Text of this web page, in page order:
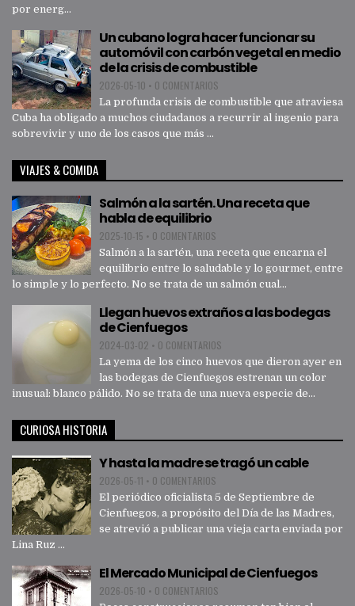
por energ...
Un cubano logra hacer funcionar su
automóvil con carbón vegetal en medio
de la crisis de combustible
2026-05-10 • 0 COMENTARIOS
La profunda crisis de combustible que atraviesa
Cuba ha obligado a muchos ciudadanos a recurrir al ingenio para
sobrevivir y uno de los casos que más ...
VIAJES & COMIDA
Salmón a la sartén. Una receta que
habla de equilibrio
2025-10-15 • 0 COMENTARIOS
Salmón a la sartén, una receta que encarna el
equilibrio entre lo saludable y lo gourmet, entre
lo simple y lo perfecto. No se trata de un salmón cual...
Llegan huevos extraños a las bodegas
de Cienfuegos
2024-03-02 • 0 COMENTARIOS
La yema de los cinco huevos que dieron ayer en
las bodegas de Cienfuegos estrenan un color
inusual: blanco pálido. No se trata de una nueva especie de...
CURIOSA HISTORIA
Y hasta la madre se tragó un cable
2026-05-11 • 0 COMENTARIOS
El periódico oficialista 5 de Septiembre de
Cienfuegos, a propósito del Día de las Madres,
se atrevió a publicar una vieja carta enviada por
Lina Ruz ...
El Mercado Municipal de Cienfuegos
2026-05-10 • 0 COMENTARIOS